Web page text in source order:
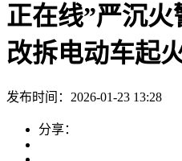
正在线”严沉
改拆电动车起
发布时间：2026-01-23 13:28
分享：